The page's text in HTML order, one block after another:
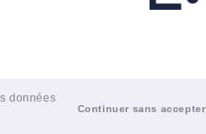
données
Continuer sans accepter